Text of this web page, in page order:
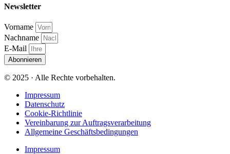
Newsletter
Vorname
Nachname
E-Mail
Abonnieren
© 2025 · Alle Rechte vorbehalten.
Impressum
Datenschutz
Cookie-Richtlinie
Vereinbarung zur Auftragsverarbeitung
Allgemeine Geschäftsbedingungen
Impressum